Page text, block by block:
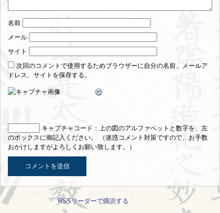
名前
メール
サイト
次回のコメントで使用するためブラウザーに自分の名前、メールア
ドレス、サイトを保存する。
キャプチャコード ：上の図のアルファベットと数字を、左
のボックスに御記入ください。 （迷惑コメント対策ですので、お手数
おかけしますがよろしくお願い致します。）
RSSリーダーで購読する